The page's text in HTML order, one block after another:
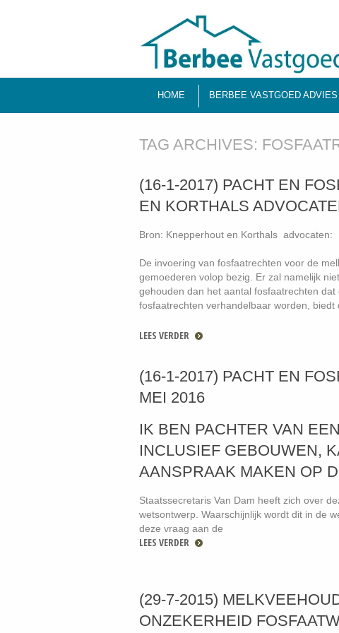
HOME BERBEE VASTGOED ADVIES
TAG ARCHIVES:
(16-1-2017) PACHT EN
EN KORTHALS
Bron: Knepperhout en Korthals advocaten:
De invoering van fosfaatrechten voor de
gemoederen volop bezig. Er zal namelijk
gehouden dan het aantal fosfaatrechten
fosfaatrechten verhandelbaar worden,
LEES VERDER
(16-1-2017) PACHT EN
MEI 2016
IK BEN PACHTER VAN
INCLUSIEF GEBOUWEN,
AANSPRAAK MAKEN OP
Staatssecretaris Van Dam heeft zich over
wetsontwerp. Waarschijnlijk wordt dit in de
deze vraag aan de
LEES VERDER
(29-7-2015)
ONZEKERHEID